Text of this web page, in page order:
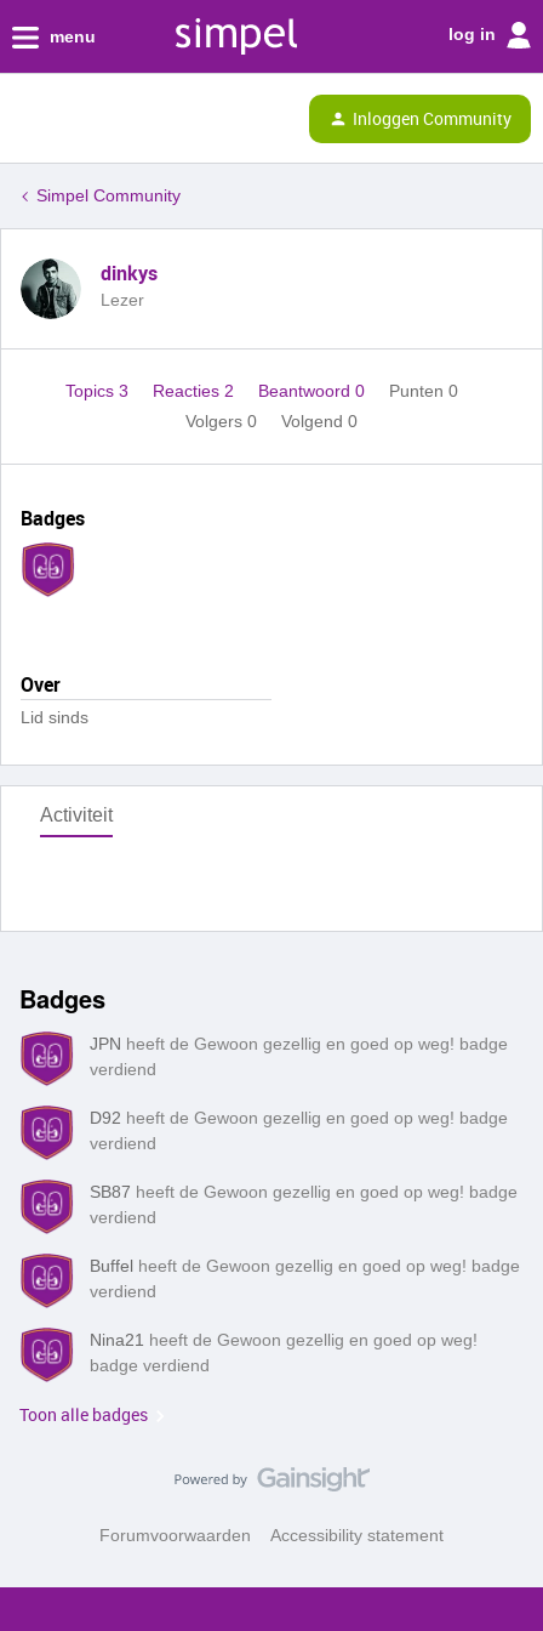
menu log in
Inloggen Community
Simpel Community
dinkys
Lezer
Topics 3 Reacties 2 Beantwoord 0
Punten 0
Volgers 0 Volgend 0
Badges
Over
Lid sinds
Activiteit
Badges
JPN heeft de Gewoon gezellig en goed op weg! badge
verdiend
D92 heeft de Gewoon gezellig en goed op weg! badge
verdiend
SB87 heeft de Gewoon gezellig en goed op weg! badge
verdiend
Buffel heeft de Gewoon gezellig en goed op weg! badge
verdiend
Nina21 heeft de Gewoon gezellig en goed op weg!
badge verdiend
Toon alle badges
Forumvoorwaarden Accessibility statement